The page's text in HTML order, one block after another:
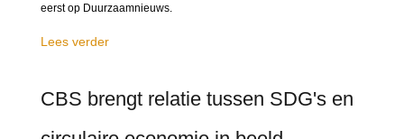
eerst op Duurzaamnieuws.
Lees verder
CBS brengt relatie tussen SDG's en